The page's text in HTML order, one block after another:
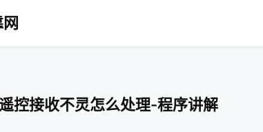
控接收不灵怎么处理-程序讲解